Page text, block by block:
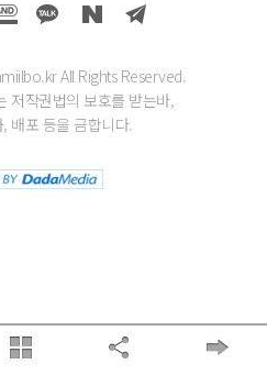
All Rights Reserved.
저작권법의 보호를 받는바,
배포 등을 금합니다.